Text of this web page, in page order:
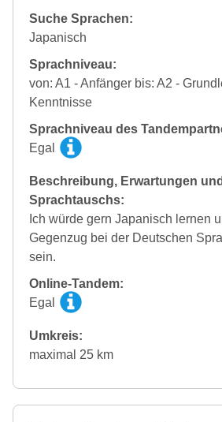
Suche Sprachen:
Japanisch
Sprachniveau:
von: A1 - Anfänger bis: A2 -
Kenntnisse
Sprachniveau des
Egal
Beschreibung, Erwartungen
Sprachtauschs:
Ich würde gern Japanisch lernen
Gegenzug bei der Deutschen
sein.
Online-Tandem:
Egal
Umkreis:
maximal 25 km